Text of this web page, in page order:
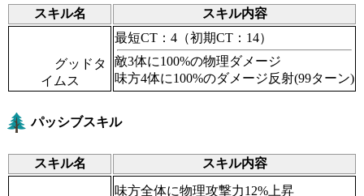
スキル名 スキル内容
グッドタ
イムス
最短CT：4 （初期CT：14）
敵3体に100%の物理ダメージ
味方4体に100%のダメージ反射(99ターン)
パッシブスキル
スキル名 スキル内容
味方全体に物理攻撃力12%上昇